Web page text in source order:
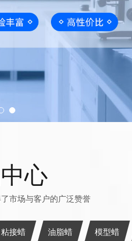
心
市场与客户的广泛赞誉
粘接蜡 油脂蜡 模型蜡